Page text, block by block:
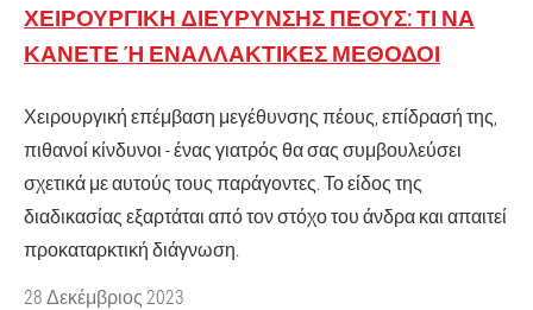
ΧΕΙΡΟΥΡΓΙΚΉ ΔΙΕΎΡΥΝΣΗΣ ΠΈΟΥΣ: ΤΙ ΝΑ
ΚΆΝΕΤΕ Ή ΕΝΑΛΛΑΚΤΙΚΈΣ ΜΈΘΟΔΟΙ
Χειρουργική επέμβαση μεγέθυνσης πέους, επίδρασή της,
πιθανοί κίνδυνοι - ένας γιατρός θα σας συμβουλεύσει
σχετικά με αυτούς τους παράγοντες. Το είδος της
διαδικασίας εξαρτάται από τον στόχο του άνδρα και απαιτεί
προκαταρκτική διάγνωση.
28 Δεκέμβριος 2023